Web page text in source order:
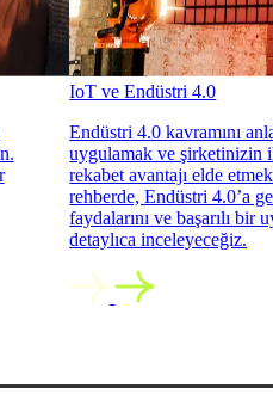
IoT ve Endüstri 4.0
Endüstri 4.0 kavramını
uygulamak ve şirketinizin
rekabet avantajı elde
rehberde, Endüstri 4.0’a
faydalarını ve başarılı bir
detaylıca inceleyeceğiz.